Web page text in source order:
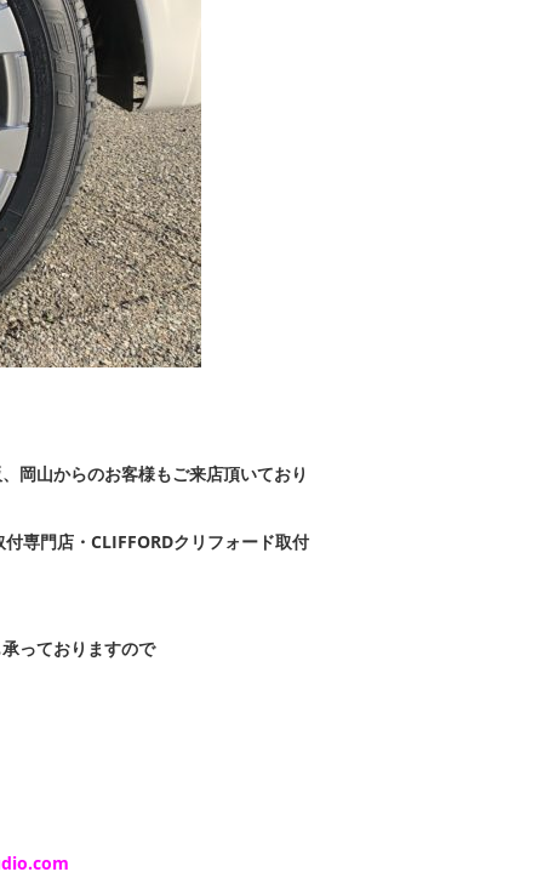
岡山からのお客様もご来店頂いており
専門店・CLIFFORDクリフォード取付
っておりますので